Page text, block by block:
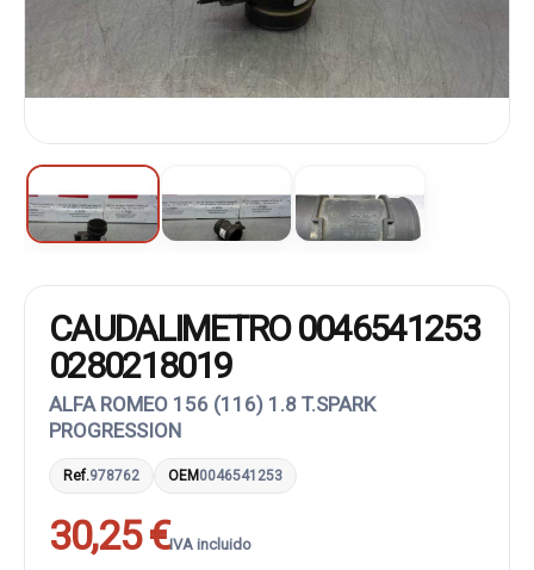
CAUDALIMETRO 0046541253
0280218019
ALFA ROMEO 156 (116) 1.8 T.SPARK
PROGRESSION
Ref.978762 OEM0046541253
30,25 €IVA incluido